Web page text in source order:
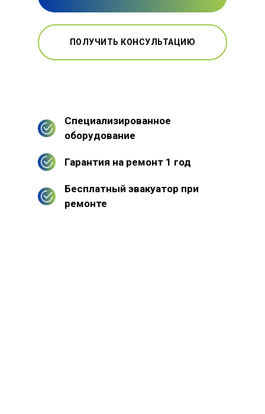
ПОЛУЧИТЬ КОНСУЛЬТАЦИЮ
Специализированное
оборудование
Гарантия на ремонт 1 год
Бесплатный эвакуатор при
ремонте